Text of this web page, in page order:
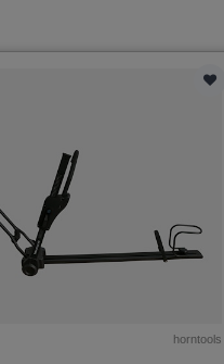
horntools